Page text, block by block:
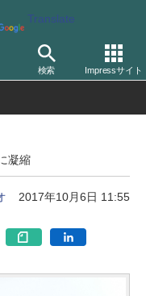
Translate
検索 Impressサイト
ラ 富士フイルム
凝縮
2017年10月6日 11:55